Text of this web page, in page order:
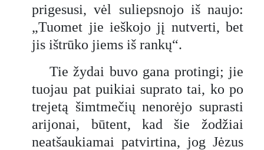
prigesusi, vėl suliepsnojo iš naujo:
„Tuomet jie ieškojo jį nutverti, bet
jis ištrūko jiems iš rankų“.
Tie žydai buvo gana protingi; jie
tuojau pat puikiai suprato tai, ko po
trejetą šimtmečių nenorėjo suprasti
arijonai, būtent, kad šie žodžiai
neatšaukiamai patvirtina, jog Jėzus